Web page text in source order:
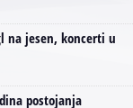
na jesen, koncerti u
postojanja